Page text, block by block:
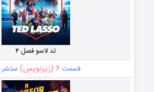
تد لاسو فصل ۴
قسمت ۶ (زیرنویس)